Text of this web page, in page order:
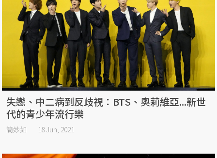
失戀、中二病到反歧視：BTS、奧莉維亞...新世
代的青少年流行樂
簡妙如 18 Jun, 2021